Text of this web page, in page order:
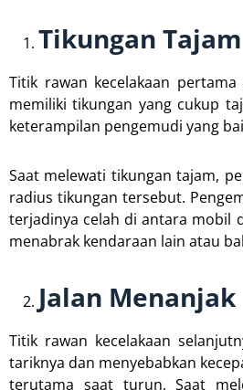
Tikungan Tajam
Titik rawan kecelakaan
memiliki tikungan yang cukup
keterampilan pengemudi yang
Saat melewati tikungan tajam,
radius tikungan tersebut.
terjadinya celah di antara mobil
menabrak kendaraan lain atau
Jalan Menanjak
Titik rawan kecelakaan
tariknya dan menyebabkan
terutama saat turun. Saat